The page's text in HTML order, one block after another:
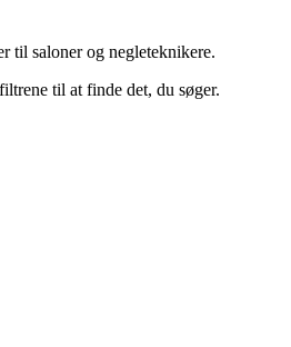
til saloner og negleteknikere.
til at finde det, du søger.